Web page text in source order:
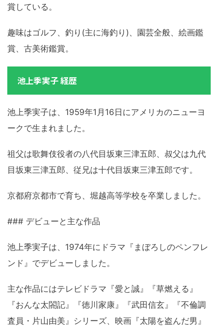
賞している。
趣味はゴルフ、釣り(主に海釣り)、園芸全般、絵画鑑
賞、古美術鑑賞。
池上季実子 経歴
池上季実子は、1959年1月16日にアメリカのニューヨ
ークで生まれました。
祖父は歌舞伎役者の八代目坂東三津五郎、叔父は九代
目坂東三津五郎、従兄は十代目坂東三津五郎です。
京都府京都市で育ち、堀越高等学校を卒業しました。
### デビューと主な作品
池上季実子は、1974年にドラマ『まぼろしのペンフレ
ンド』でデビューしました。
主な作品にはテレビドラマ『愛と誠』『草燃える』
『おんな太閤記』『徳川家康』『武田信玄』『不倫調
査員・片山由美』シリーズ、映画『太陽を盗んだ男』